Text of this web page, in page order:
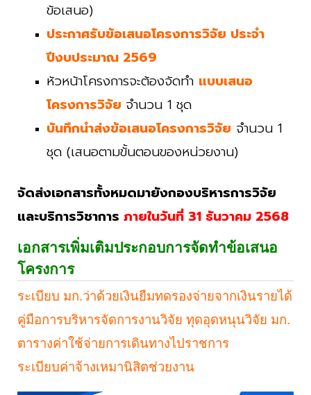
ข้อเสนอ)
ประกาศรับข้อเสนอโครงการวิจัย ประจำ
ปีงบประมาณ 2569
หัวหน้าโครงการจะต้องจัดทำ แบบเสนอ
โครงการวิจัย จำนวน 1 ชุด
บันทึกนำส่งข้อเสนอโครงการวิจัย จำนวน 1
ชุด (เสนอตามขั้นตอนของหน่วยงาน)
จัดส่งเอกสารทั้งหมดมายังกองบริหารการวิจัย
และบริการวิชาการ ภายในวันที่ 31 ธันวาคม 2568
เอกสารเพิ่มเติมประกอบการจัดทำข้อเสนอ
โครงการ
ระเบียบ มก.ว่าด้วยเงินยืมทดรองจ่ายจากเงินรายได้
คู่มือการบริหารจัดการงานวิจัย ทุดอุดหนุนวิจัย มก.
ตารางค่าใช้จ่ายการเดินทางไปราชการ
ระเบียบค่าจ้างเหมานิสิตช่วยงาน